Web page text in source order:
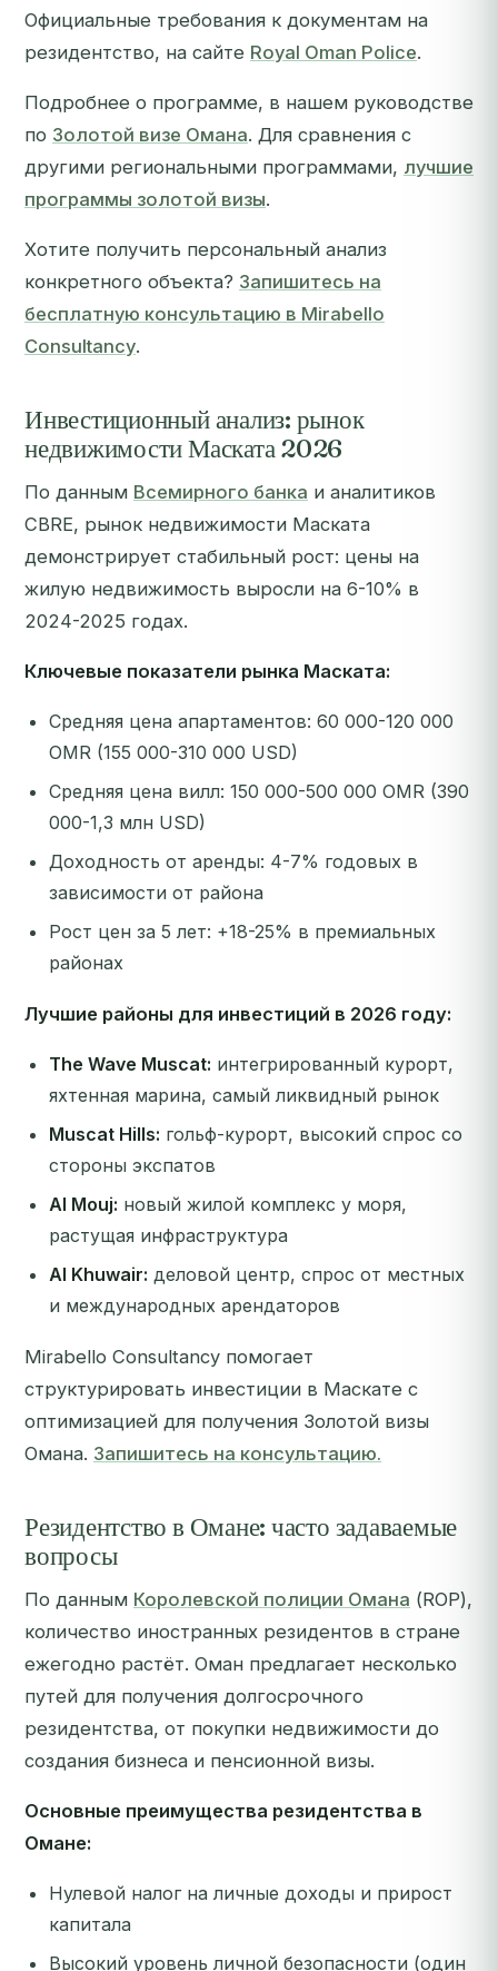
Официальные требования к документам на
резидентство, на сайте Royal Oman Police.
Подробнее о программе, в нашем руководстве
по Золотой визе Омана. Для сравнения с
другими региональными программами, лучшие
программы золотой визы.
Хотите получить персональный анализ
конкретного объекта? Запишитесь на
бесплатную консультацию в Mirabello
Consultancy.
Инвестиционный анализ: рынок
недвижимости Маската 2026
По данным Всемирного банка и аналитиков
CBRE, рынок недвижимости Маската
демонстрирует стабильный рост: цены на
жилую недвижимость выросли на 6-10% в
2024-2025 годах.
Ключевые показатели рынка Маската:
Средняя цена апартаментов: 60 000-120 000
OMR (155 000-310 000 USD)
Средняя цена вилл: 150 000-500 000 OMR (390
000-1,3 млн USD)
Доходность от аренды: 4-7% годовых в
зависимости от района
Рост цен за 5 лет: +18-25% в премиальных
районах
Лучшие районы для инвестиций в 2026 году:
The Wave Muscat: интегрированный курорт,
яхтенная марина, самый ликвидный рынок
Muscat Hills: гольф-курорт, высокий спрос со
стороны экспатов
Al Mouj: новый жилой комплекс у моря,
растущая инфраструктура
Al Khuwair: деловой центр, спрос от местных
и международных арендаторов
Mirabello Consultancy помогает
структурировать инвестиции в Маскате с
оптимизацией для получения Золотой визы
Омана. Запишитесь на консультацию.
Резидентство в Омане: часто задаваемые
вопросы
По данным Королевской полиции Омана (ROP),
количество иностранных резидентов в стране
ежегодно растёт. Оман предлагает несколько
путей для получения долгосрочного
резидентства, от покупки недвижимости до
создания бизнеса и пенсионной визы.
Основные преимущества резидентства в
Омане:
Нулевой налог на личные доходы и прирост
капитала
Высокий уровень личной безопасности (один